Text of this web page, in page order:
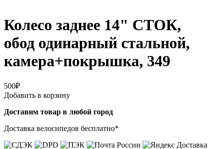
Колесо заднее 14" СТОК,
обод одинарный стальной,
камера+покрышка, 349
500₽
Добавить в корзину
Доставим товар в любой город
Доставка велосипедов бесплатно*